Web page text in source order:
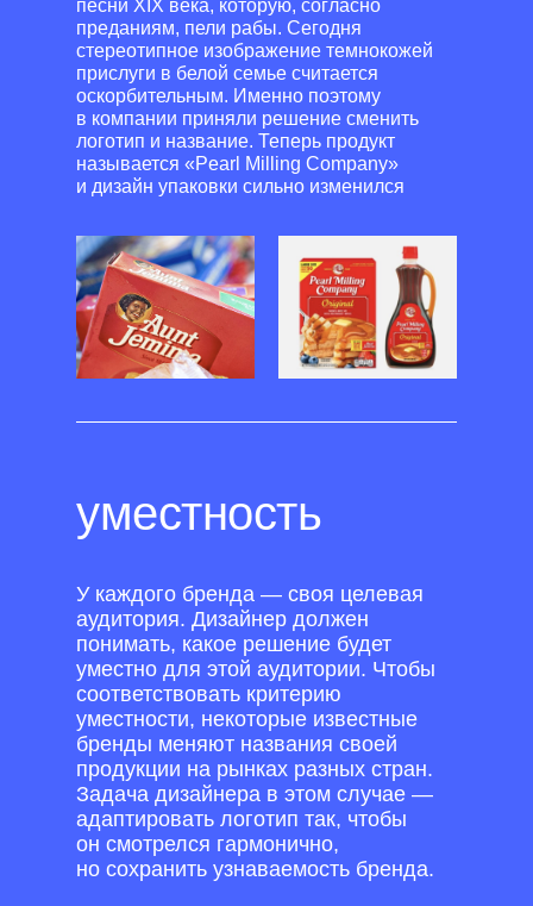
песни XIX века, которую, согласно
преданиям, пели рабы. Сегодня
стереотипное изображение темнокожей
прислуги в белой семье считается
оскорбительным. Именно поэтому
в компании приняли решение сменить
логотип и название. Теперь продукт
называется «Pearl Milling Company»
и дизайн упаковки сильно изменился
уместность
У каждого бренда — своя целевая
аудитория. Дизайнер должен
понимать, какое решение будет
уместно для этой аудитории. Чтобы
соответствовать критерию
уместности, некоторые известные
бренды меняют названия своей
продукции на рынках разных стран.
Задача дизайнера в этом случае —
адаптировать логотип так, чтобы
он смотрелся гармонично,
но сохранить узнаваемость бренда.